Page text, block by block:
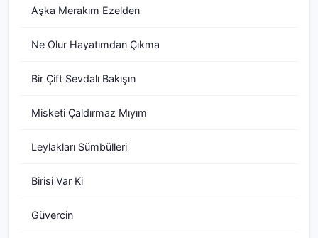
Aşka Merakım Ezelden
Ne Olur Hayatımdan Çıkma
Bir Çift Sevdalı Bakışın
Misketi Çaldırmaz Mıyım
Leylakları Sümbülleri
Birisi Var Ki
Güvercin